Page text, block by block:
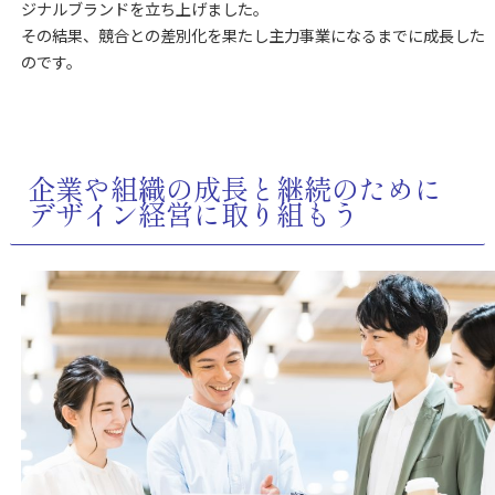
ジナルブランドを立ち上げました。
その結果、競合との差別化を果たし主力事業になるまでに成長した
のです。
企業や組織の成長と継続のために
デザイン経営に取り組もう